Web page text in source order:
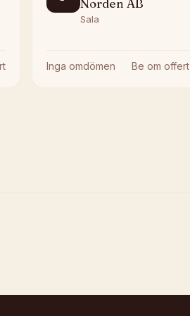
Norden AB
Sala
Inga omdömen Be om offert